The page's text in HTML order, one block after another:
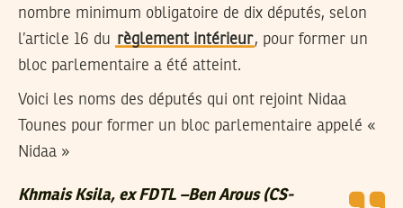
nombre minimum obligatoire de dix députés, selon
l’article 16 du règlement intérieur, pour former un
bloc parlementaire a été atteint.
Voici les noms des députés qui ont rejoint Nidaa
Tounes pour former un bloc parlementaire appelé «
Nidaa »
Khmais Ksila, ex FDTL –Ben Arous (CS-